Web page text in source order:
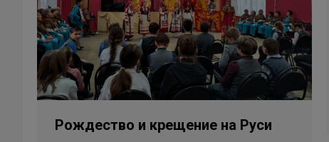
Рождество и крещение на Руси